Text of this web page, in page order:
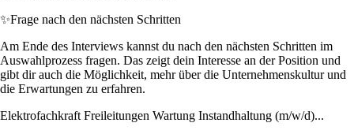
✨Frage nach den nächsten Schritten
Am Ende des Interviews kannst du nach den nächsten Schritten im
Auswahlprozess fragen. Das zeigt dein Interesse an der Position und
gibt dir auch die Möglichkeit, mehr über die Unternehmenskultur und
die Erwartungen zu erfahren.
Elektrofachkraft Freileitungen Wartung Instandhaltung (m/w/d)...